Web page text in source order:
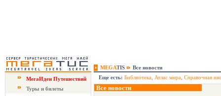
MEGATIS
Все новости
МегаИдеи Путешествий
Туры и билеты
Еще есть: Библиотека Атлас мира Справочная
Все новости